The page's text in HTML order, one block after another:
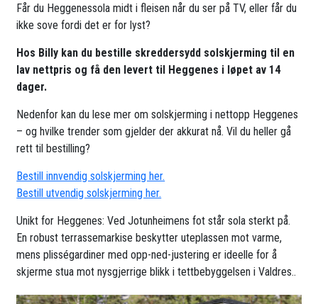
Får du Heggenessola midt i fleisen når du ser på TV, eller får du
ikke sove fordi det er for lyst?
Hos Billy kan du bestille skreddersydd solskjerming til en
lav nettpris og få den levert til Heggenes i løpet av 14
dager.
Nedenfor kan du lese mer om solskjerming i nettopp Heggenes
– og hvilke trender som gjelder der akkurat nå. Vil du heller gå
rett til bestilling?
Bestill innvendig solskjerming her.
Bestill utvendig solskjerming her.
Unikt for Heggenes: Ved Jotunheimens fot står sola sterkt på.
En robust terrassemarkise beskytter uteplassen mot varme,
mens plisségardiner med opp-ned-justering er ideelle for å
skjerme stua mot nysgjerrige blikk i tettbebyggelsen i Valdres..